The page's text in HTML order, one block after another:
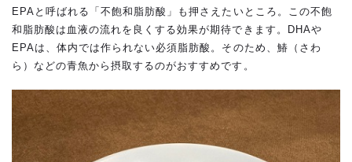
EPAと呼ばれる「不飽和脂肪酸」も押さえたいところ。この不飽
和脂肪酸は血液の流れを良くする効果が期待できます。DHAや
EPAは、体内では作られない必須脂肪酸。そのため、鰆（さわ
ら）などの青魚から摂取するのがおすすめです。